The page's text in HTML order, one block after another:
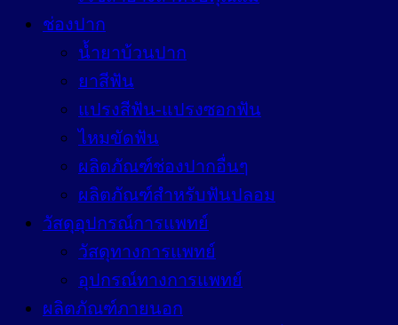
ช่องปาก
น้ำยาบ้วนปาก
ยาสีฟัน
แปรงสีฟัน-แปรงซอกฟัน
ไหมขัดฟัน
ผลิตภัณฑ์ช่องปากอื่นๆ
ผลิตภัณฑ์สำหรับฟันปลอม
วัสดุอุปกรณ์การแพทย์
วัสดุทางการแพทย์
อุปกรณ์ทางการแพทย์
ผลิตภัณฑ์ภายนอก